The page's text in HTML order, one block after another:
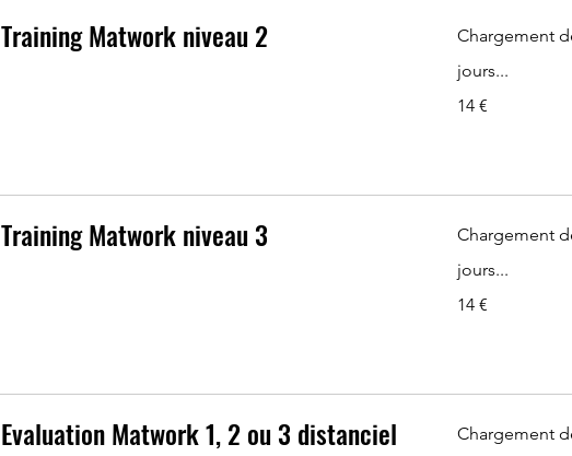
Training Matwork niveau 2
Chargement
jours...
euros
14 €
Training Matwork niveau 3
Chargement
jours...
euros
14 €
Evaluation Matwork 1, 2 ou 3 distanciel
Chargement